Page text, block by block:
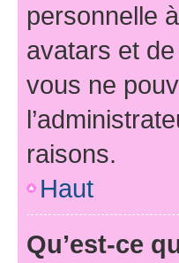
personnelle
avatars et
vous ne
raisons.
Haut
Qu’est-ce